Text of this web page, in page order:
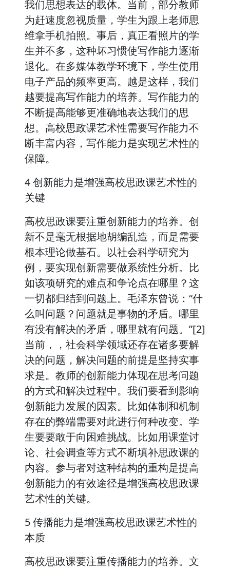
我们思想表达的载体。当前，部分教师
为赶速度忽视质量，学生为跟上老师思
维拿手机拍照。事后，真正看照片的学
生并不多，这种坏习惯使写作能力逐渐
退化。在多媒体教学环境下，学生使用
电子产品的频率更高。越是这样，我们
越要提高写作能力的培养。写作能力的
不断提高能够更准确地表达我们的思
想。高校思政课艺术性需要写作能力不
断丰富内容，写作能力是实现艺术性的
保障。
4 创新能力是增强高校思政课艺术性的
关键
高校思政课要注重创新能力的培养。创
新不是毫无根据地胡编乱造，而是需要
根本理论做基石。以社会科学研究为
例，要实现创新需要做系统性分析。比
如该项研究的难点和争论点在哪里？这
一切都归结到问题上。毛泽东曾说：“什
么叫问题？问题就是事物的矛盾。哪里
有没有解决的矛盾，哪里就有问题。”[2]
当前，，社会科学领域还存在诸多要解
决的问题，解决问题的前提是坚持实事
求是。教师的创新能力体现在思考问题
的方式和解决过程中。我们要看到影响
创新能力发展的因素。比如体制和机制
存在的弊端需要对此进行何种改变。学
生要要敢于向困难挑战。比如用课堂讨
论、社会调查等方式不断填补思政课的
内容。参与者对这种结构的重构是提高
创新能力的有效途径是增强高校思政课
艺术性的关键。
5 传播能力是增强高校思政课艺术性的
本质
高校思政课要注重传播能力的培养。文